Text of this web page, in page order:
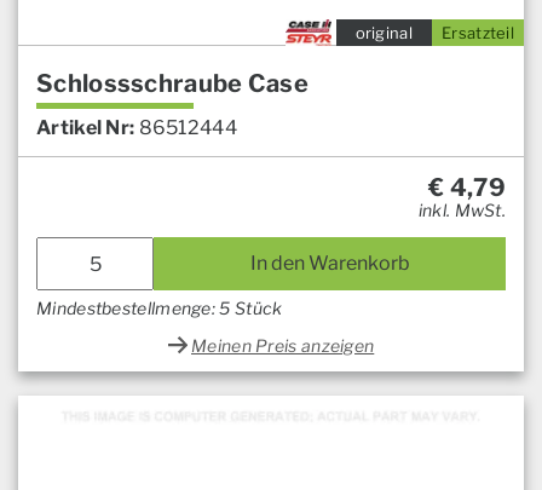
Ersatzteil
original
Schlossschraube Case
Artikel Nr: 86512444
€ 4,79
inkl. MwSt.
In den Warenkorb
Mindestbestellmenge: 5 Stück
Meinen Preis anzeigen